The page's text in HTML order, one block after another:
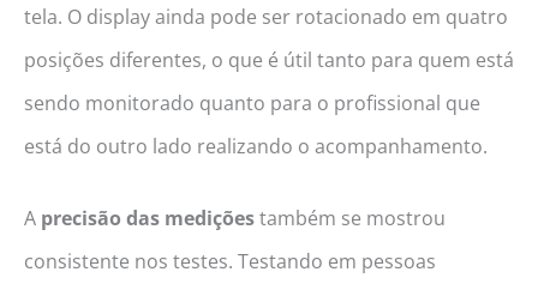
tela. O display ainda pode ser rotacionado em quatro
posições diferentes, o que é útil tanto para quem está
sendo monitorado quanto para o profissional que
está do outro lado realizando o acompanhamento.
A precisão das mediçõestambém se mostrou
consistente nos testes. Testando em pessoas